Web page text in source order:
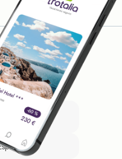
a las